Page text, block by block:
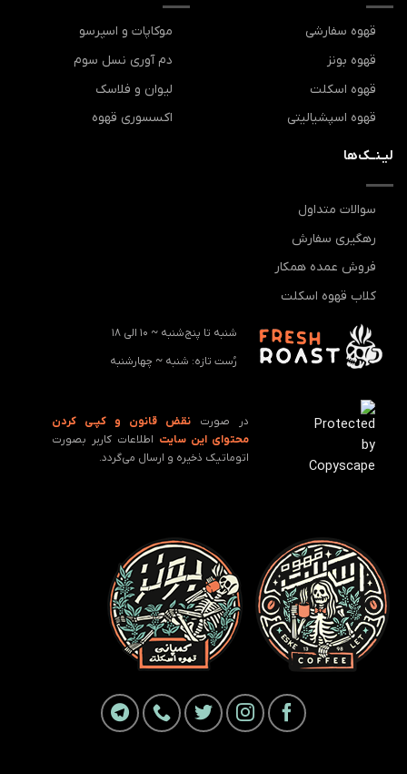
قهوه سفارشی
قهوه بونز
قهوه اسکلت
قهوه اسپشیالیتی
موکاپات و اسپرسو
دم آوری نسل سوم
لیوان و فلاسک
اکسسوری قهوه
لیـنــک‌ها
سوالات متداول
رهگیری سفارش
فروش عمده همکار
کلاب قهوه اسکلت
شنبه تا پنج‌شنبه ~ 10 الی 18
رُست تازه: ‌شنبه ~ چهارشنبه
در صورت
نقض قانون و کپـی کردن
محتوای این سایت اطلاعات کاربر بصورت
اتوماتیک ذخیره و ارسال می‌گردد.